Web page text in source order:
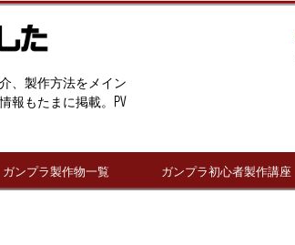
、製作方法をメイン
報もたまに掲載。PV
ガンプラ製作物一覧 ガンプラ初心者製作講座